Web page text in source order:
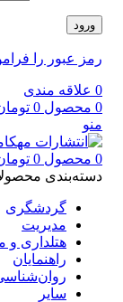
ورود
رمز عبور را
0 علاقه مندی
0 محصول 0
منو
0 محصول 0
دسته‌بندی
گردشگری
مدیریت
هتلداری و
راهنمایان
سایر